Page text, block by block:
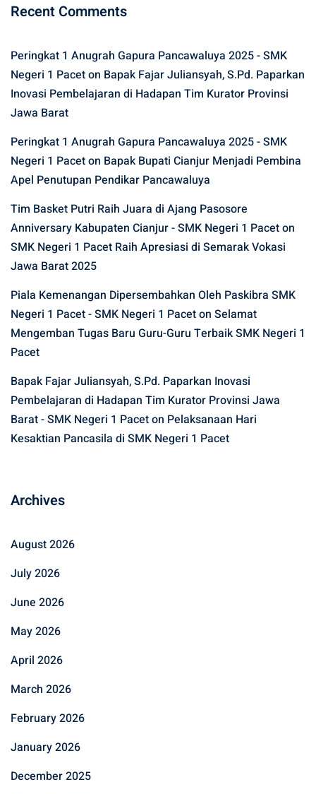
Recent Comments
Peringkat 1 Anugrah Gapura Pancawaluya 2025 - SMK
Negeri 1 Paceton Bapak Fajar Juliansyah, S.Pd. Paparkan
Inovasi Pembelajaran di Hadapan Tim Kurator Provinsi
Jawa Barat
Peringkat 1 Anugrah Gapura Pancawaluya 2025 - SMK
Negeri 1 Paceton Bapak Bupati Cianjur Menjadi Pembina
Apel Penutupan Pendikar Pancawaluya
Tim Basket Putri Raih Juara di Ajang Pasosore
Anniversary Kabupaten Cianjur - SMK Negeri 1 Paceton
SMK Negeri 1 Pacet Raih Apresiasi di Semarak Vokasi
Jawa Barat 2025
Piala Kemenangan Dipersembahkan Oleh Paskibra SMK
Negeri 1 Pacet - SMK Negeri 1 Paceton Selamat
Mengemban Tugas Baru Guru-Guru Terbaik SMK Negeri 1
Pacet
Bapak Fajar Juliansyah, S.Pd. Paparkan Inovasi
Pembelajaran di Hadapan Tim Kurator Provinsi Jawa
Barat - SMK Negeri 1 Paceton Pelaksanaan Hari
Kesaktian Pancasila di SMK Negeri 1 Pacet
Archives
August 2026
July 2026
June 2026
May 2026
April 2026
March 2026
February 2026
January 2026
December 2025